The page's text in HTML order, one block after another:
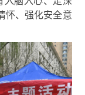
怀、强化安全意